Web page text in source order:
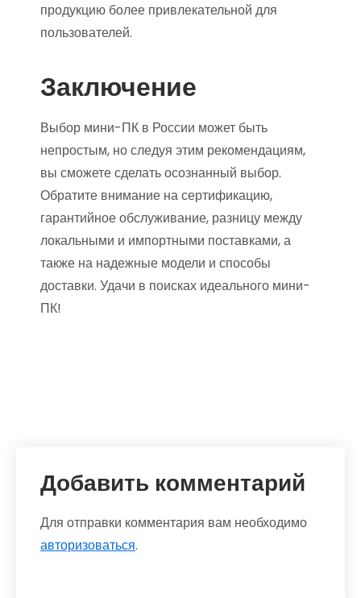
продукцию более привлекательной для
пользователей.
Заключение
Выбор мини-ПК в России может быть
непростым, но следуя этим рекомендациям,
вы сможете сделать осознанный выбор.
Обратите внимание на сертификацию,
гарантийное обслуживание, разницу между
локальными и импортными поставками, а
также на надежные модели и способы
доставки. Удачи в поисках идеального мини-
ПК!
Добавить комментарий
Для отправки комментария вам необходимо
авторизоваться.